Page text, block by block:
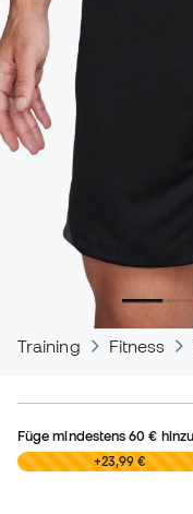
Training Fitness
Füge mindestens60 €
0,00 € +23,99 €